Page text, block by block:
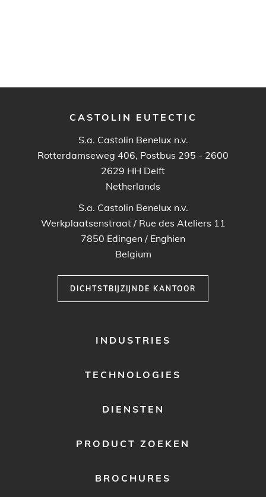
CASTOLIN EUTECTIC
S.a. Castolin Benelux n.v.
Rotterdamseweg 406, Postbus 295 - 2600
2629 HH Delft
Netherlands
S.a. Castolin Benelux n.v.
Werkplaatsenstraat / Rue des Ateliers 11
7850 Edingen / Enghien
Belgium
DICHTSTBIJZIJNDE KANTOOR
INDUSTRIES
TECHNOLOGIES
DIENSTEN
PRODUCT ZOEKEN
BROCHURES